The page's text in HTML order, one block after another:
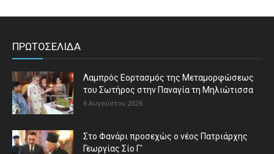
ΠΡΩΤΟΣΕΛΙΔΑ
Λαμπρός Εορτασμός της Μεταμορφώσεως
του Σωτήρος στην Παναγία τη Μηλιώτισσα
6 Αυγούστου 2026
Στο Φανάρι προσεχώς ο νέος Πατριάρχης
Γεωργίας Σίο Γ’